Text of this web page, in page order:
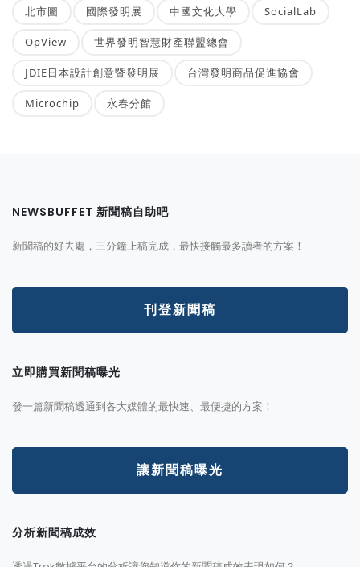
北市圖 國際發明展 中國文化大學 SocialLab
OpView 世界發明智慧財產聯盟總會
JDIE日本設計創意暨發明展 台灣發明商品促進協會
Microchip 永春分館
NEWSBUFFET 新聞稿自助吧
新聞稿的好去處，三分鐘上稿完成，最快接觸最多讀者的方案！
刊登新聞稿
立即購買新聞稿曝光
發一篇新聞稿透通到各大媒體的最快速、最便捷的方案！
讓新聞稿曝光
分析新聞稿成效